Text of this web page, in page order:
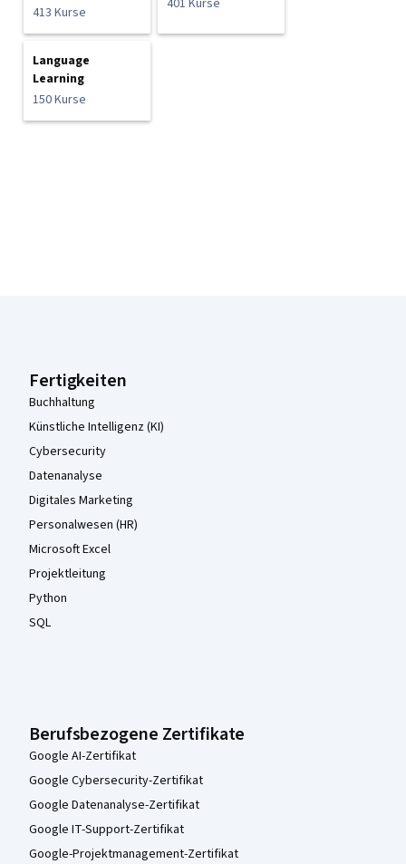
413 Kurse
401 Kurse
Language
Learning
150 Kurse
Fertigkeiten
Buchhaltung
Künstliche Intelligenz (KI)
Cybersecurity
Datenanalyse
Digitales Marketing
Personalwesen (HR)
Microsoft Excel
Projektleitung
Python
SQL
Berufsbezogene Zertifikate
Google AI-Zertifikat
Google Cybersecurity-Zertifikat
Google Datenanalyse-Zertifikat
Google IT-Support-Zertifikat
Google-Projektmanagement-Zertifikat